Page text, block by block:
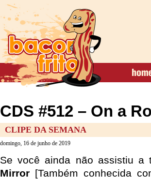
CDS #512 – On a
CLIPE DA SEMANA
domingo, 16 de junho de 2019
Se você ainda não assistiu
Mirror [Também conhecida